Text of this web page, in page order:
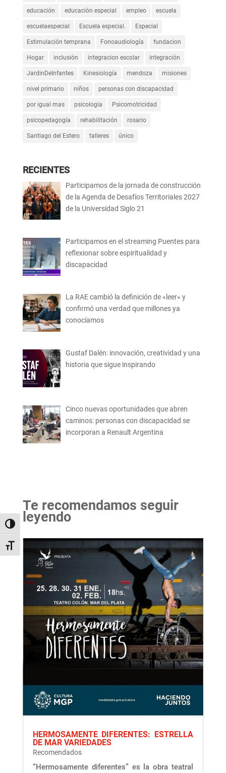
Alternar alto contraste
Alternar tamaño de letra
educación educación especial empleo escuela
escuelaespecial Escuela especial. Especial
Estimulación temprana Fonoaudiología fundacion
Hogar inclusión integracion escolar integración
JardinDeInfantes Kinesiología mendoza misiones
nivel primario niños personas con discapacidad
por igual mas psicologia Psicomotricidad
psicopedagogía rehabilitación rosario
Santiago del Estero talleres único
RECIENTES
Participamos de la jornada de construcción
de la Agenda de Desafíos Territoriales 2027
de la Universidad Siglo 21
Participamos en el streaming Puentes para
reflexionar sobre espiritualidad y
discapacidad
La RAE cambió la definición de «leer» y
confirmó una verdad que millones ya
conocíamos
Gustaf Dalén: innovación, creatividad y una
historia que sigue inspirando
Cinco nuevas oportunidades que abren
caminos: personas con discapacidad se
incorporan a Renault Argentina
Te recomendamos seguir
leyendo
HERMOSAMENTE DIFERENTES: ESTRELLA
DE MAR VARIEDADES
Recomendados
“Hermosamente diferentes” es la obra teatral